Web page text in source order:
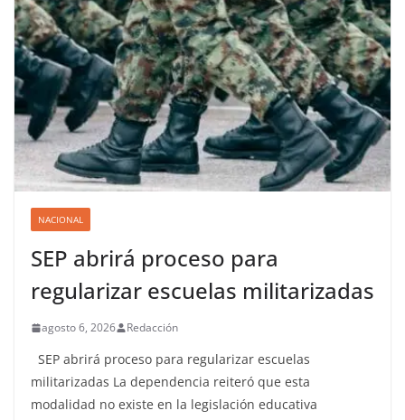
NACIONAL
SEP abrirá proceso para
regularizar escuelas militarizadas
agosto 6, 2026 Redacción
SEP abrirá proceso para regularizar escuelas
militarizadas La dependencia reiteró que esta
modalidad no existe en la legislación educativa